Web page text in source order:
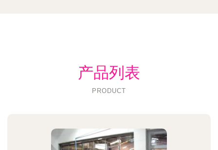
产品列表
PRODUCT